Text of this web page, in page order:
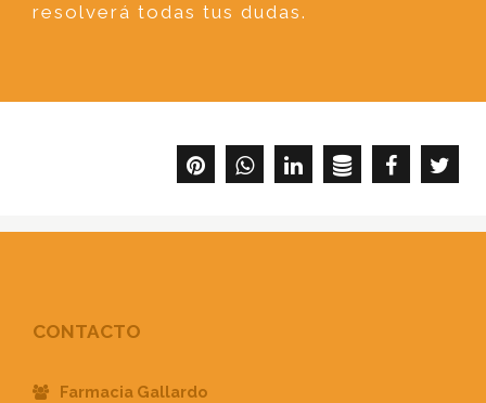
resolverá todas tus dudas.
CONTACTO
Farmacia Gallardo